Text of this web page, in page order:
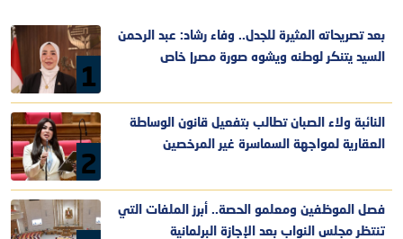
1
بعد تصريحاته المثيرة للجدل.. وفاء رشاد: عبد الرحمن
السيد يتنكر لوطنه ويشوه صورة مصر| خاص
2
النائبة ولاء الصبان تطالب بتفعيل قانون الوساطة
العقارية لمواجهة السماسرة غير المرخصين
فصل الموظفين ومعلمو الحصة.. أبرز الملفات التي
تنتظر مجلس النواب بعد الإجازة البرلمانية